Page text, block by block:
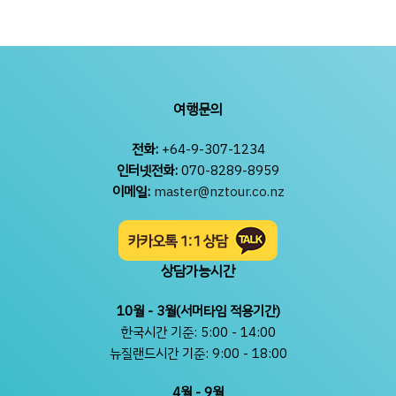
여행문의
전화:+64-9-307-1234
인터넷전화:070-8289-8959
이메일: master@nztour.co.nz
상담가능시간
10월 - 3월(서머타임 적용기간)
한국시간 기준: 5:00 - 14:00
뉴질랜드시간 기준: 9:00 - 18:00